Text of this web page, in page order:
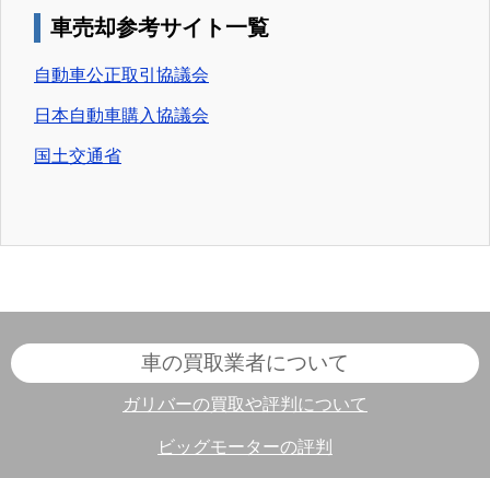
車売却参考サイト一覧
自動車公正取引協議会
日本自動車購入協議会
国土交通省
車の買取業者について
ガリバーの買取や評判について
ビッグモーターの評判